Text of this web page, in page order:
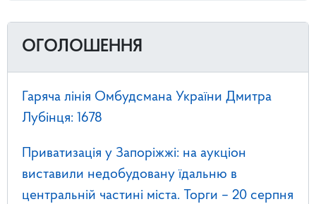
ОГОЛОШЕННЯ
Гаряча лінія Омбудсмана України Дмитра
Лубінця: 1678
Приватизація у Запоріжжі: на аукціон
виставили недобудовану їдальню в
центральній частині міста. Торги – 20 серпня